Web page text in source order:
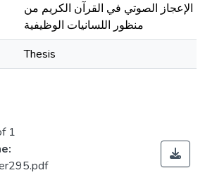
الإعجاز الصوتي في القرآن الكريم من
منظور اللسانيات الوظيفية
Thesis
1